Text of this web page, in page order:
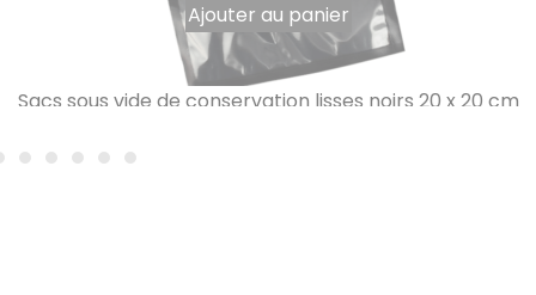
Sacs sous vide de conservation lisses noirs 20 x 20 cm
Ajouter au panier